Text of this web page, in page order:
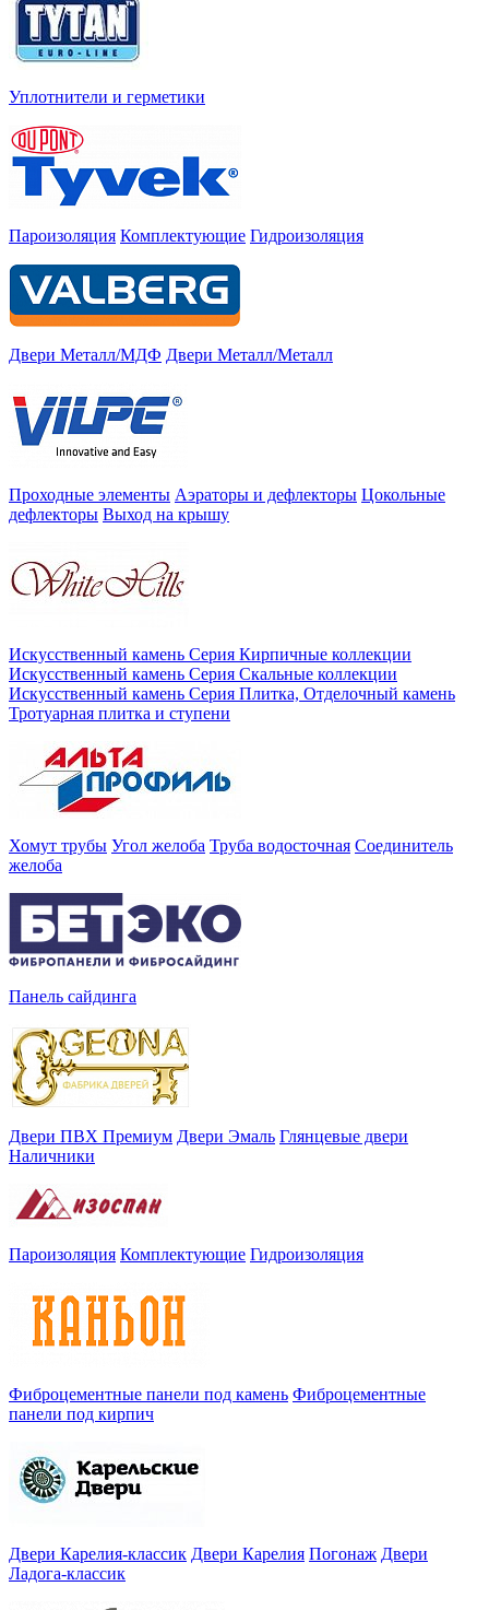
Уплотнители и герметики
Пароизоляция Комплектующие Гидроизоляция
Двери Металл/МДФ Двери Металл/Металл
Проходные элементы Аэраторы и дефлекторы Цокольные
дефлекторы Выход на крышу
Искусственный камень Серия Кирпичные коллекции
Искусственный камень Серия Скальные коллекции
Искусственный камень Серия Плитка, Отделочный камень
Тротуарная плитка и ступени
Хомут трубы Угол желоба Труба водосточная Соединитель
желоба
Панель сайдинга
Двери ПВХ Премиум Двери Эмаль Глянцевые двери
Наличники
Пароизоляция Комплектующие Гидроизоляция
Фиброцементные панели под камень Фиброцементные
панели под кирпич
Двери Карелия-классик Двери Карелия Погонаж Двери
Ладога-классик